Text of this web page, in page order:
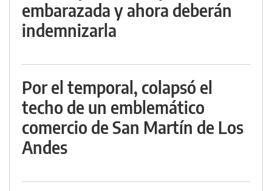
embarazada y ahora deberán
indemnizarla
Por el temporal, colapsó el
techo de un emblemático
comercio de San Martín de Los
Andes